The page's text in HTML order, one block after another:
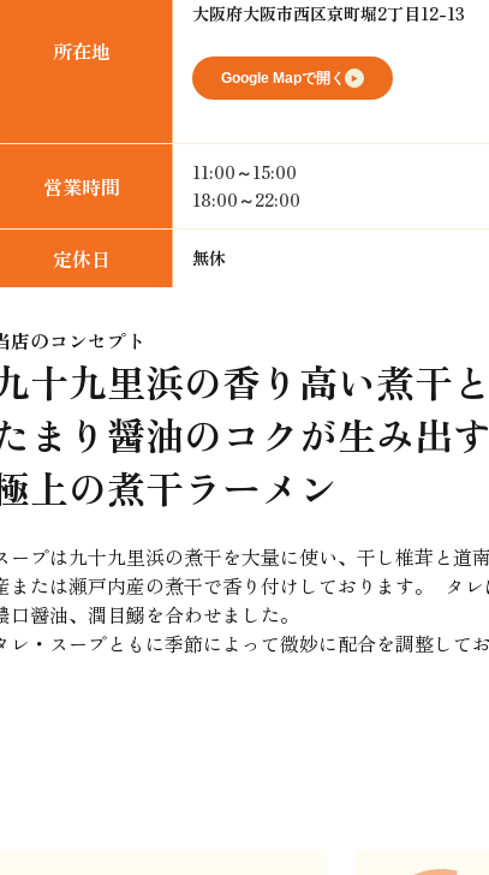
所在地
大阪府大阪市西区京町堀2丁目12-13
Google Mapで開く
営業時間
11:00～15:00
18:00～22:00
定休日 無休
店のコンセプト
十九里浜の香り高い煮干と
まり醤油のコクが生み出す
上の煮干ラーメン
ープは九十九里浜の煮干を大量に使い、干し椎茸と道
または瀬戸内産の煮干で香り付けしております。 タ
口醤油、潤目鰯を合わせました。
レ・スープともに季節によって微妙に配合を調整してお